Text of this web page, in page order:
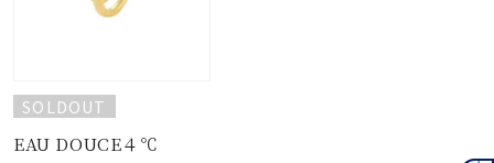
SOLDOUT
EAU DOUCE４℃